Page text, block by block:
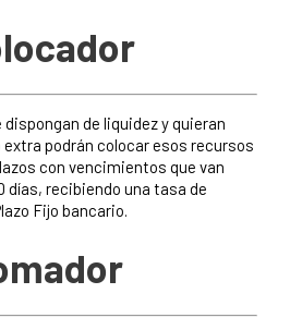
de liquidez y quieran
podrán colocar esos recursos
con vencimientos que van
días, recibiendo una tasa de
Fijo bancario.